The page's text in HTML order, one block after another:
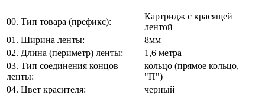
00. Тип товара (префикс):
Картридж с красящей
лентой
01. Ширина ленты:
8мм
02. Длина (периметр) ленты:
1,6 метра
03. Тип соединения концов
ленты:
кольцо (прямое кольцо,
"П")
04. Цвет красителя:
черный